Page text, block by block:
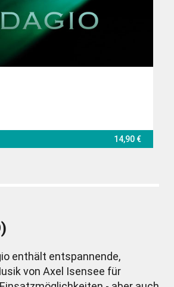
14,90 €
enthält entspannende,
von Axel Isensee für